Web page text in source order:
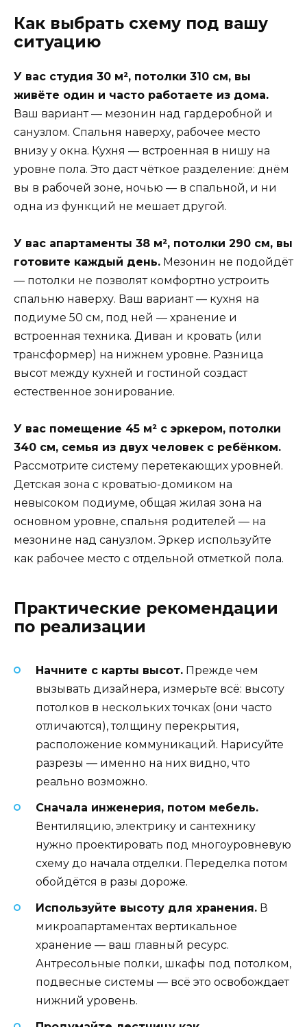
Как выбрать схему под вашу
ситуацию
У вас студия 30 м², потолки 310 см, вы
живёте один и часто работаете из дома.
Ваш вариант — мезонин над гардеробной и
санузлом. Спальня наверху, рабочее место
внизу у окна. Кухня — встроенная в нишу на
уровне пола. Это даст чёткое разделение: днём
вы в рабочей зоне, ночью — в спальной, и ни
одна из функций не мешает другой.
У вас апартаменты 38 м², потолки 290 см, вы
готовите каждый день. Мезонин не подойдёт
— потолки не позволят комфортно устроить
спальню наверху. Ваш вариант — кухня на
подиуме 50 см, под ней — хранение и
встроенная техника. Диван и кровать (или
трансформер) на нижнем уровне. Разница
высот между кухней и гостиной создаст
естественное зонирование.
У вас помещение 45 м² с эркером, потолки
340 см, семья из двух человек с ребёнком.
Рассмотрите систему перетекающих уровней.
Детская зона с кроватью-домиком на
невысоком подиуме, общая жилая зона на
основном уровне, спальня родителей — на
мезонине над санузлом. Эркер используйте
как рабочее место с отдельной отметкой пола.
Практические рекомендации
по реализации
Начните с карты высот. Прежде чем
вызывать дизайнера, измерьте всё: высоту
потолков в нескольких точках (они часто
отличаются), толщину перекрытия,
расположение коммуникаций. Нарисуйте
разрезы — именно на них видно, что
реально возможно.
Сначала инженерия, потом мебель.
Вентиляцию, электрику и сантехнику
нужно проектировать под многоуровневую
схему до начала отделки. Переделка потом
обойдётся в разы дороже.
Используйте высоту для хранения. В
микроапартаментах вертикальное
хранение — ваш главный ресурс.
Антресольные полки, шкафы под потолком,
подвесные системы — всё это освобождает
нижний уровень.